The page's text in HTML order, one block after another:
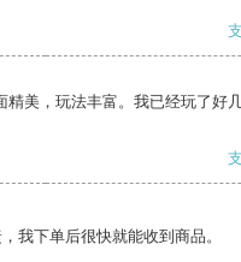
精美，玩法丰富。我已经玩了好
我下单后很快就能收到商品。